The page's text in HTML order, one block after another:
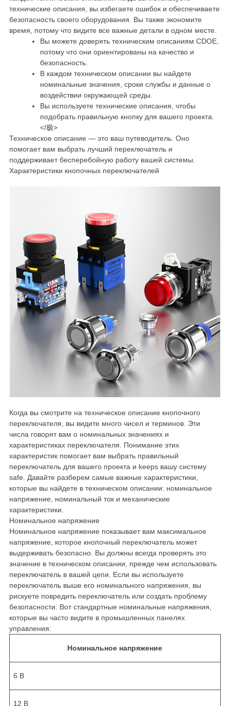
технические описания, вы избегаете ошибок и обеспечиваете
безопасность своего оборудования. Вы также экономите
время, потому что видите все важные детали в одном месте.
Вы можете доверять техническим описаниям CDOE,
потому что они ориентированы на качество и
безопасность.
В каждом техническом описании вы найдете
номинальные значения, сроки службы и данные о
воздействии окружающей среды.
Вы используете технические описания, чтобы
подобрать правильную кнопку для вашего проекта.
</极>
Техническое описание — это ваш путеводитель. Оно
помогает вам выбрать лучший переключатель и
поддерживает бесперебойную работу вашей системы.
Характеристики кнопочных переключателей
Когда вы смотрите на техническое описание кнопочного
переключателя, вы видите много чисел и терминов. Эти
числа говорят вам о номинальных значениях и
характеристиках переключателя. Понимание этих
характеристик помогает вам выбрать правильный
переключатель для вашего проекта и keeps вашу систему
safe. Давайте разберем самые важные характеристики,
которые вы найдете в техническом описании: номинальное
напряжение, номинальный ток и механические
характеристики.
Номинальное напряжение
Номинальное напряжение показывает вам максимальное
напряжение, которое кнопочный переключатель может
выдерживать безопасно. Вы должны всегда проверять это
значение в техническом описании, прежде чем использовать
переключатель в вашей цепи. Если вы используете
переключатель выше его номинального напряжения, вы
рискуете повредить переключатель или создать проблему
безопасности. Вот стандартные номинальные напряжения,
которые вы часто видите в промышленных панелях
управления:
Номинальное напряжение
6 В
12 В